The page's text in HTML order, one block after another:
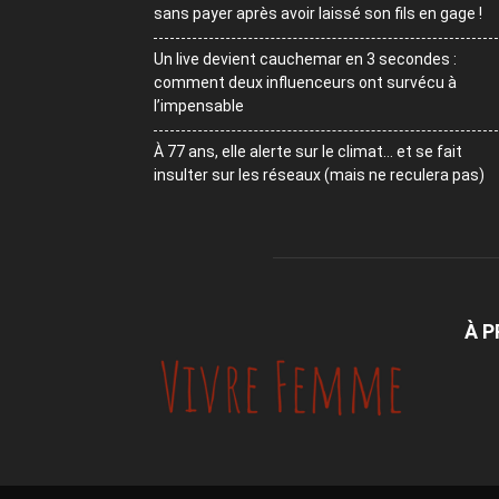
sans payer après avoir laissé son fils en gage !
Un live devient cauchemar en 3 secondes :
comment deux influenceurs ont survécu à
l’impensable
À 77 ans, elle alerte sur le climat… et se fait
insulter sur les réseaux (mais ne reculera pas)
À